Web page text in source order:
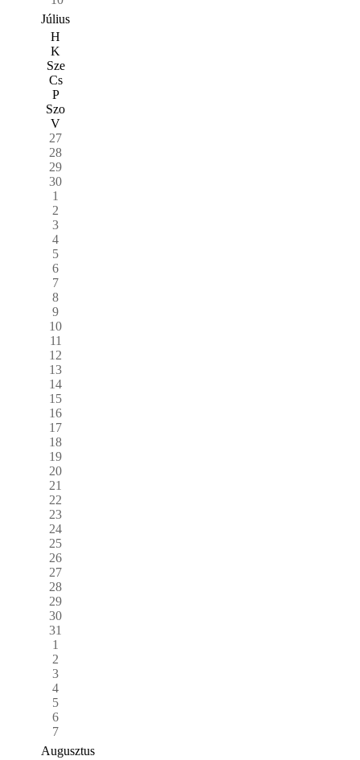
Július
H
K
Sze
Cs
P
Szo
V
27
28
29
30
1
2
3
4
5
6
7
8
9
10
11
12
13
14
15
16
17
18
19
20
21
22
23
24
25
26
27
28
29
30
31
1
2
3
4
5
6
7
Augusztus